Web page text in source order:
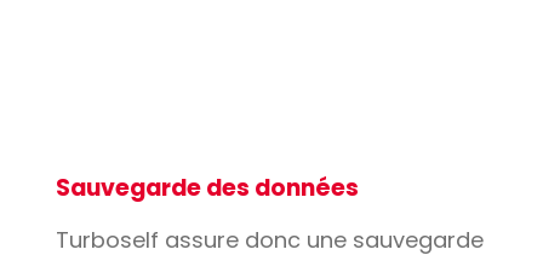
Sauvegarde des données
Turboself assure donc une sauvegarde